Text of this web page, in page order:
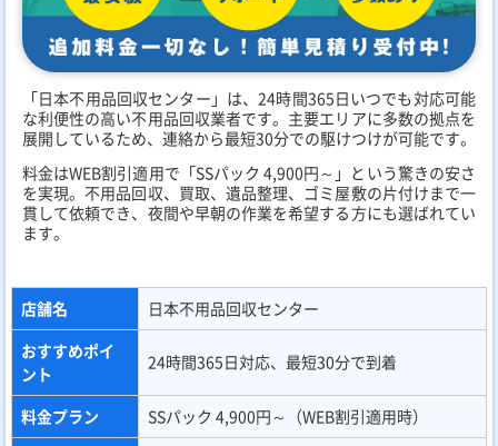
「日本不用品回収センター」は、24時間365日いつでも対応可能
な利便性の高い不用品回収業者です。主要エリアに多数の拠点を
展開しているため、連絡から最短30分での駆けつけが可能です。
料金はWEB割引適用で「SSパック 4,900円～」という驚きの安さ
を実現。不用品回収、買取、遺品整理、ゴミ屋敷の片付けまで一
貫して依頼でき、夜間や早朝の作業を希望する方にも選ばれてい
ます。
店舗名
日本不用品回収センター
おすすめポイ
ント
24時間365日対応、最短30分で到着
料金プラン SSパック 4,900円～（WEB割引適用時）